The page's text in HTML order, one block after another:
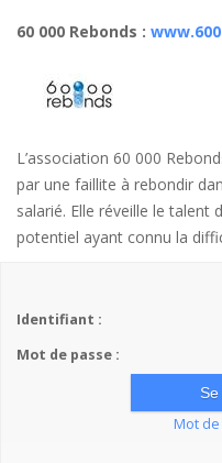
60 000 Rebonds :
L’association 60 000
par une faillite à rebondir
salarié. Elle réveille le
potentiel ayant connu la
Identifiant :
Mot de passe :
Mot